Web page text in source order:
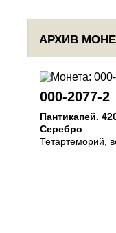
АРХИВ
000-2077-2
Пантикапей.
Серебро
Тетартеморий ,